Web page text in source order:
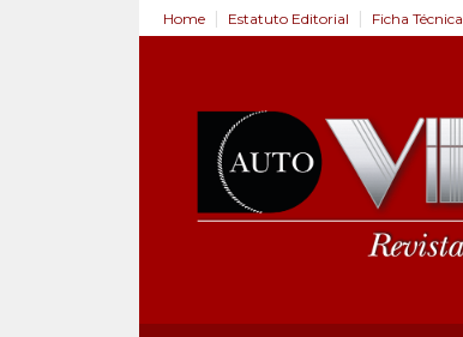
Home Estatuto Editorial Ficha Técnica